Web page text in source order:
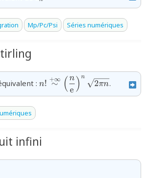
Mp/Pc/Psi Séries numériques
: {n!\overset{+\infty}\sim
\Bigl(\dfrac{n}
n! ∼
+∞ ( e
n ) n
2πn.
infini